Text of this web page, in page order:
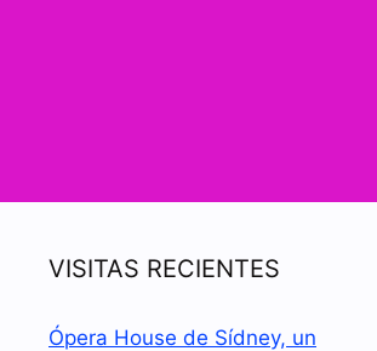
VISITAS RECIENTES
Ópera House de Sídney, un